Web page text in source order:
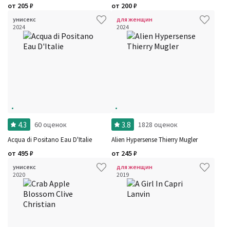
Фильтры Сбросить все
Рейтинг
от 205₽ от 200₽
унисекс
2024
4.3 60 оценок
Acqua di Positano Eau D'Italie
от 495₽
для женщин
2024
3.8 1828 оценок
Alien Hypersense Thierry Mugler
от 245₽
унисекс
2020
для женщин
2019